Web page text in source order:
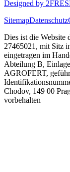
Designed by
SitemapDatenschutz
Dies ist die Website
27465021, mit Sitz
eingetragen im
Abteilung B,
AGROFERT,
Chodov, 149 00
vorbehalten